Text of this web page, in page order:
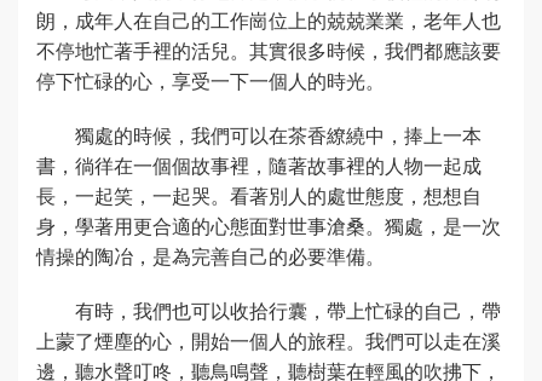
朗，成年人在自己的工作崗位上的兢兢業業，老年人也
不停地忙著手裡的活兒。其實很多時候，我們都應該要
停下忙碌的心，享受一下一個人的時光。
獨處的時候，我們可以在茶香繚繞中，捧上一本
書，徜徉在一個個故事裡，隨著故事裡的人物一起成
長，一起笑，一起哭。看著別人的處世態度，想想自
身，學著用更合適的心態面對世事滄桑。獨處，是一次
情操的陶冶，是為完善自己的必要準備。
有時，我們也可以收拾行囊，帶上忙碌的自己，帶
上蒙了煙塵的心，開始一個人的旅程。我們可以走在溪
邊，聽水聲叮咚，聽鳥鳴聲，聽樹葉在輕風的吹拂下，